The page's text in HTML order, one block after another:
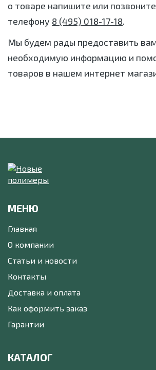
о товаре напишите или
телефону 8 (495) 018-17-18.
Мы будем рады предоставить
необходимую информацию и
товаров в нашем интернет
МЕНЮ
Главная
О компании
Статьи и новости
Контакты
Доставка и оплата
Как оформить заказ
Гарантии
КАТАЛОГ